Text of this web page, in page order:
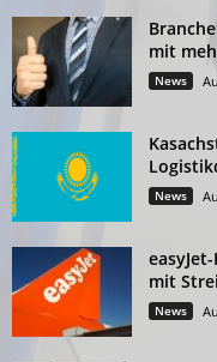
mit
News
News
mit
News